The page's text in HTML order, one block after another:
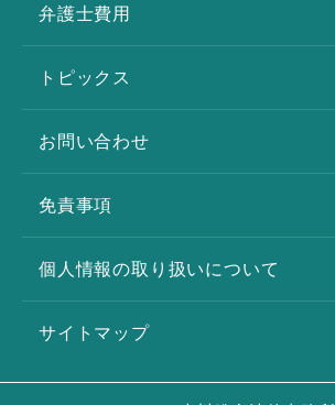
弁護士費用
トピックス
お問い合わせ
免責事項
個人情報の取り扱いについて
サイトマップ